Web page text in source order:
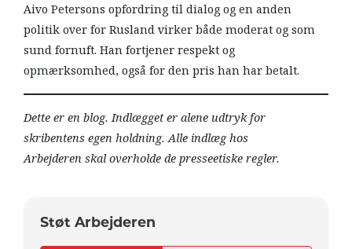
Aivo Petersons opfordring til dialog og en anden
politik over for Rusland virker både moderat og som
sund fornuft. Han fortjener respekt og
opmærksomhed, også for den pris han har betalt.
Dette er en blog. Indlægget er alene udtryk for
skribentens egen holdning. Alle indlæg hos
Arbejderen skal overholde de presseetiske regler.
Støt Arbejderen